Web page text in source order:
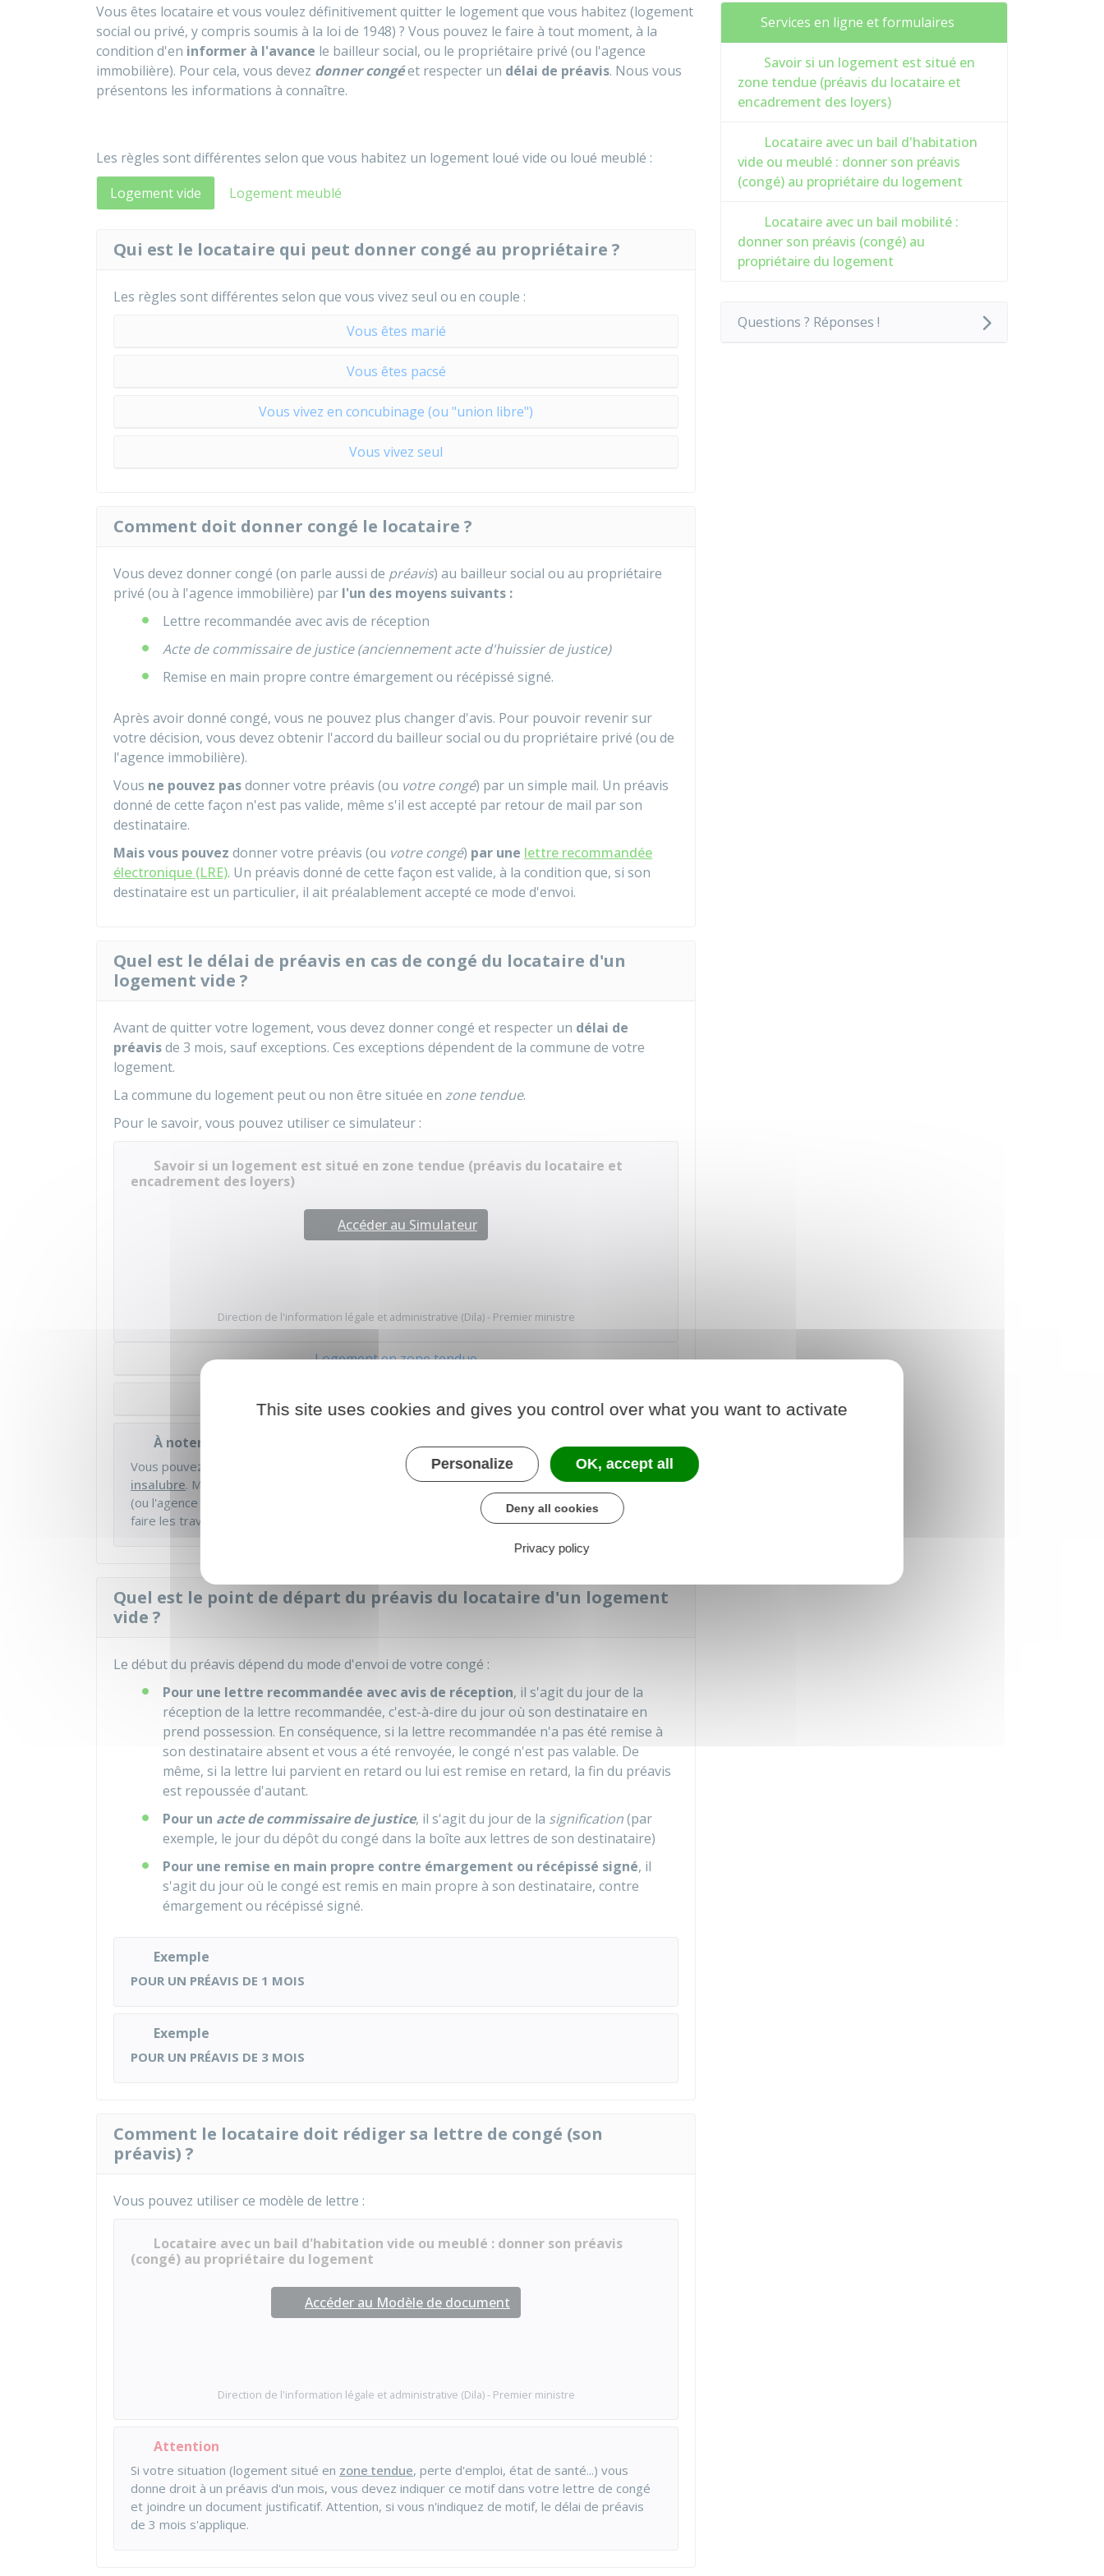
Vous êtes locataire et vous voulez définitivement quitter le logement que vous habitez (logement
social ou privé, y compris soumis à la loi de 1948) ? Vous pouvez le faire à tout moment, à la
condition d'en informer à l'avance le bailleur social, ou le propriétaire privé (ou l'agence
immobilière). Pour cela, vous devez donner congéet respecter un délai de préavis. Nous vous
présentons les informations à connaître.
Les règles sont différentes selon que vous habitez un logement loué vide ou loué meublé :
Logement vide
Logement meublé
Qui est le locataire qui peut donner congé au propriétaire ?
Les règles sont différentes selon que vous vivez seul ou en couple :
Vous êtes marié
Vous êtes pacsé
Vous vivez en concubinage (ou "union libre")
Vous vivez seul
Comment doit donner congé le locataire ?
Vous devez donner congé (on parle aussi de préavis) au bailleur social ou au propriétaire
privé (ou à l'agence immobilière) par l'un des moyens suivants :
Lettre recommandée avec avis de réception
Acte de commissaire de justice (anciennement acte d'huissier de justice)
Remise en main propre contre émargement ou récépissé signé.
Après avoir donné congé, vous ne pouvez plus changer d'avis. Pour pouvoir revenir sur
votre décision, vous devez obtenir l'accord du bailleur social ou du propriétaire privé (ou de
l'agence immobilière).
Vous ne pouvez pasdonner votre préavis (ou votre congé) par un simple mail. Un préavis
donné de cette façon n'est pas valide, même s'il est accepté par retour de mail par son
destinataire.
Mais vous pouvez donner votre préavis (ou votre congé) par une lettre recommandée
électronique (LRE). Un préavis donné de cette façon est valide, à la condition que, si son
destinataire est un particulier, il ait préalablement accepté ce mode d'envoi.
Quel est le délai de préavis en cas de congé du locataire d'un
logement vide ?
Avant de quitter votre logement, vous devez donner congé et respecter un délai de
préavisde 3 mois, sauf exceptions. Ces exceptions dépendent de la commune de votre
logement.
La commune du logement peut ou non être située en zone tendue.
Pour le savoir, vous pouvez utiliser ce simulateur :
Savoir si un logement est situé en zone tendue (préavis du locataire et
encadrement des loyers)
Accéder au Simulateur
Direction de l'information légale et administrative (Dila) - Premier ministre
Logement en zone tendue
Logement dans une autre zone
À noter
Vous pouvez quitter le logement , lorsque le logement esten périlou
insalubre. Mais au préalable, vous devez avoir averti le bailleur social ou le propriétaire privé
(ou l'agence immobilière) des désordres constatés et avoir fait les démarches pour l'obliger à
faire les travaux.
Quel est le point de départ du préavis du locataire d'un logement
vide ?
Le début du préavis dépend du mode d'envoi de votre congé :
Pour une lettre recommandée avec avis de réception, il s'agit du jour de la
réception de la lettre recommandée, c'est-à-dire du jour où son destinataire en
prend possession. En conséquence, si la lettre recommandée n'a pas été remise à
son destinataire absent et vous a été renvoyée, le congé n'est pas valable. De
même, si la lettre lui parvient en retard ou lui est remise en retard, la fin du préavis
est repoussée d'autant.
Pour un acte de commissaire de justice, il s'agit du jour de la signification(par
exemple, le jour du dépôt du congé dans la boîte aux lettres de son destinataire)
Pour une remise en main propre contre émargement ou récépissé signé, il
s'agit du jour où le congé est remis en main propre à son destinataire, contre
émargement ou récépissé signé.
Exemple
POUR UN PRÉAVIS DE 1 MOIS
Exemple
POUR UN PRÉAVIS DE 3 MOIS
Comment le locataire doit rédiger sa lettre de congé (son
préavis) ?
Vous pouvez utiliser ce modèle de lettre :
Locataire avec un bail d'habitation vide ou meublé : donner son préavis
(congé) au propriétaire du logement
Accéder au Modèle de document
Direction de l'information légale et administrative (Dila) - Premier ministre
Attention
Si votre situation (logement situé en zone tendue, perte d'emploi, état de santé...) vous
donne droit à un préavis d'un mois, vous devez indiquer ce motif dans votre lettre de congé
et joindre un document justificatif. Attention, si vous n'indiquez de motif, le délai de préavis
de 3 mois s'applique.
Services en ligne et formulaires
Savoir si un logement est situé en
zone tendue (préavis du locataire et
encadrement des loyers)
Locataire avec un bail d'habitation
vide ou meublé : donner son préavis
(congé) au propriétaire du logement
Locataire avec un bail mobilité :
donner son préavis (congé) au
propriétaire du logement
Questions ? Réponses !
This site uses cookies and gives you control over what you want to activate
Personalize OK, accept all
Deny all cookies
Privacy policy